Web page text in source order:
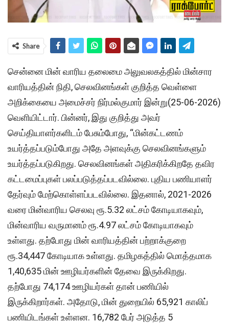
Share
சென்னை மின் வாரிய தலைமை அலுவலகத்தில் மின்சார
வாரியத்தின் நிதி, செலவினங்கள் குறித்த வெள்ளை
அறிக்கையை அமைச்சர் நிர்மல்குமார் இன்று(25-06-2026)
வெளியிட்டார். பின்னர், இது குறித்து அவர்
செய்தியாளர்களிடம் பேசும்போது, “மின்கட்டணம்
உயர்த்தப்படும்போது அதே அளவுக்கு செலவினங்களும்
உயர்த்தப்படுகிறது. செலவினங்கள் அதிகரிக்கிறதே தவிர
கட்டமைப்புகள் பலப்படுத்தப்படவில்லை. புதிய பணியாளர்
தேர்வும் மேற்கொள்ளப்படவில்லை. இதனால், 2021-2026
வரை மின்வாரிய செலவு ரூ.5.32 லட்சம் கோடியாகவும்,
மின்வாரிய வருமானம் ரூ.4.97 லட்சம் கோடியாகவும்
உள்ளது. தற்போது மின் வாரியத்தின் பற்றாக்குறை
ரூ.34,447 கோடியாக உள்ளது. தமிழகத்தில் மொத்தமாக
1,40,635 மின் ஊழியர்களின் தேவை இருக்கிறது.
தற்போது 74,174 ஊழியர்கள் தான் பணியில்
இருக்கிறார்கள். அதோடு, மின் துறையில் 65,921 காலிப்
பணியிடங்கள் உள்ளன. 16,782 பேர் அடுத்த 5